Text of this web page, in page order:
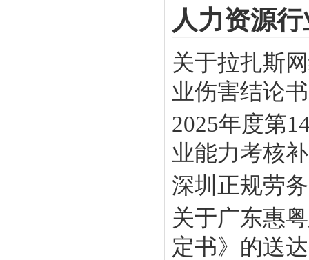
人力资源
关于拉扎斯
业伤害结论
2025年度第
业能力考核
深圳正规劳
关于广东惠
定书》的送